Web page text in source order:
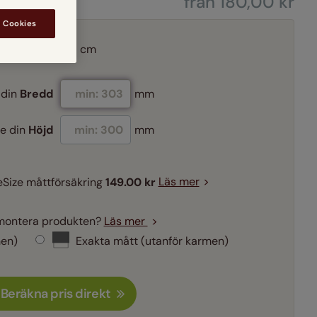
Mörkt trä
Scion
Sanderson
Se Alla Designers
Rosa, Lila & Violett
Mörkt Trä
Gult & Guldigt
cm
Bredd mm
din Höjd mm
måttförsäkring 149.00 kr Läs mer
produkten? Läs mer
Exakta mått (utanför karmen)
Beräkna pris direkt